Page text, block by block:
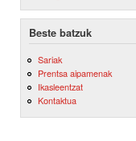
Beste batzuk
Sariak
Prentsa aipamenak
Ikasleentzat
Kontaktua